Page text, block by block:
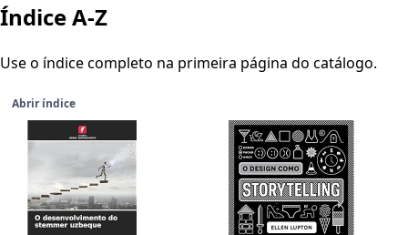
Índice A-Z
Use o índice completo na primeira página do catálogo.
Abrir índice